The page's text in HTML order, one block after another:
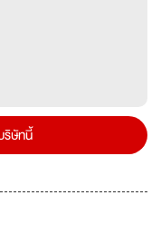
ริษัทนี้